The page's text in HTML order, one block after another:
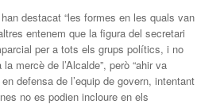
destacat “les formes en les quals van
entenem que la figura del secretari
per a tots els grups polítics, i no
mercè de l’Alcalde”, però “ahir va
defensa de l’equip de govern, intentant
no es podien incloure en els